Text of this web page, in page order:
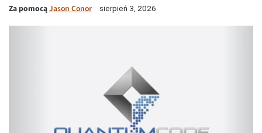
Za pomocąJason Conor sierpień 3, 2026